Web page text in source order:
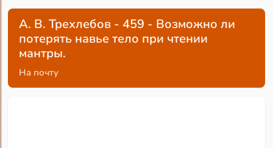
А. В. Трехлебов - 459 - Возможно ли
потерять навье тело при чтении
мантры.
На почту